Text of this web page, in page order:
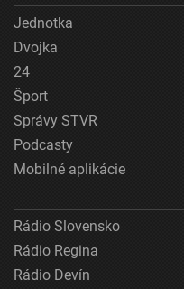
Jednotka
Dvojka
24
Šport
Správy STVR
Podcasty
Mobilné aplikácie
Rádio Slovensko
Rádio Regina
Rádio Devín